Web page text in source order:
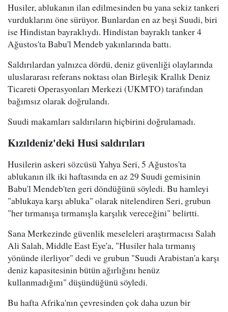
Husiler, ablukanın ilan edilmesinden bu yana sekiz tankeri
vurduklarını öne sürüyor. Bunlardan en az beşi Suudi, biri
ise Hindistan bayraklıydı. Hindistan bayraklı tanker 4
Ağustos'ta Babu'l Mendeb yakınlarında battı.
Saldırılardan yalnızca dördü, deniz güvenliği olaylarında
uluslararası referans noktası olan Birleşik Krallık Deniz
Ticareti Operasyonları Merkezi (UKMTO) tarafından
bağımsız olarak doğrulandı.
Suudi makamları saldırıların hiçbirini doğrulamadı.
Kızıldeniz'deki Husi saldırıları
Husilerin askeri sözcüsü Yahya Seri, 5 Ağustos'ta
ablukanın ilk iki haftasında en az 29 Suudi gemisinin
Babu'l Mendeb'ten geri döndüğünü söyledi. Bu hamleyi
"ablukaya karşı abluka" olarak nitelendiren Seri, grubun
"her tırmanışa tırmanışla karşılık vereceğini" belirtti.
Sana Merkezinde güvenlik meseleleri araştırmacısı Salah
Ali Salah, Middle East Eye'a, "Husiler hala tırmanış
yönünde ilerliyor" dedi ve grubun "Suudi Arabistan'a karşı
deniz kapasitesinin bütün ağırlığını henüz
kullanmadığını" düşündüğünü söyledi.
Bu hafta Afrika'nın çevresinden çok daha uzun bir